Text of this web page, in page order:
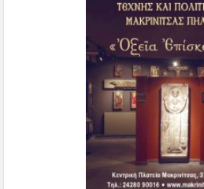
Σ.Σ.Κ.Βόλου “Ο